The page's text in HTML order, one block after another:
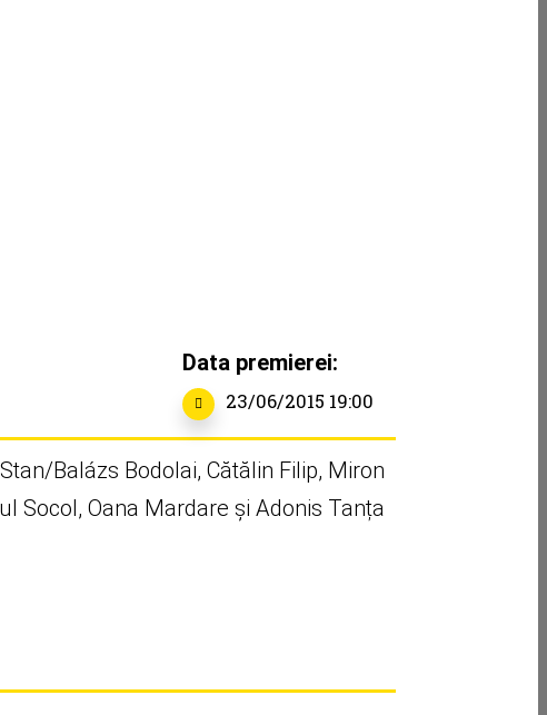
Data premierei:
23/06/2015 19:00
Balázs Bodolai, Cătălin Filip, Miron
Socol, Oana Mardare și Adonis Tanța